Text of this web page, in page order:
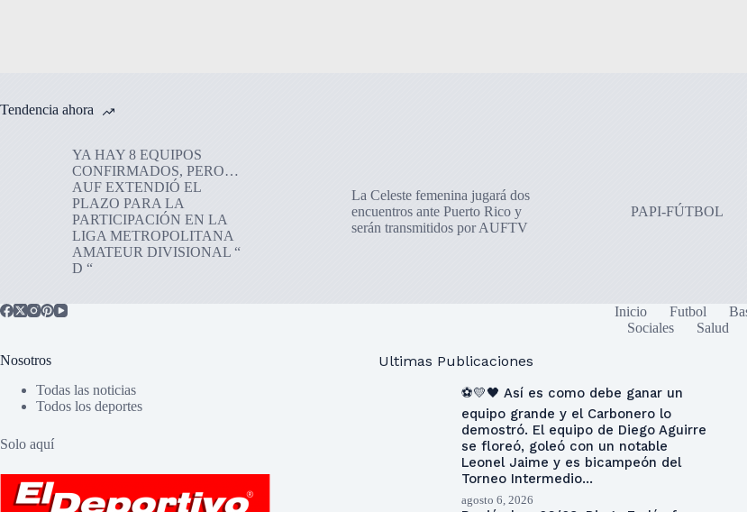
Tendencia ahora
YA HAY 8 EQUIPOS
CONFIRMADOS, PERO…
AUF EXTENDIÓ EL
PLAZO PARA LA
PARTICIPACIÓN EN LA
LIGA METROPOLITANA
AMATEUR DIVISIONAL “
D “
La Celeste femenina jugará dos
encuentros ante Puerto Rico y
serán transmitidos por AUFTV
PAPI-FÚTBOL
Inicio Futbol
Sociales
Salud
Nosotros
Todas las noticias
Todos los deportes
Solo aquí
Ultimas Publicaciones
⚽💛🖤 Así es como debe ganar un
equipo grande y el Carbonero lo
demostró. El equipo de Diego Aguirre
se floreó, goleó con un notable
Leonel Jaime y es bicampeón del
Torneo Intermedio…
agosto 6, 2026